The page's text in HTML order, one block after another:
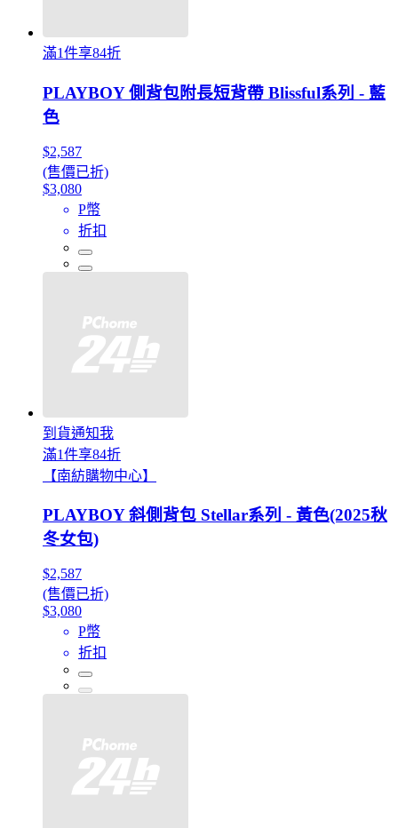
滿1件享84折
PLAYBOY 側背包附長短背帶 Blissful系列 - 藍
色
$2,587
(售價已折)
$3,080
P幣
折扣
到貨通知我
滿1件享84折
【南紡購物中心】
PLAYBOY 斜側背包 Stellar系列 - 黃色(2025秋
冬女包)
$2,587
(售價已折)
$3,080
P幣
折扣